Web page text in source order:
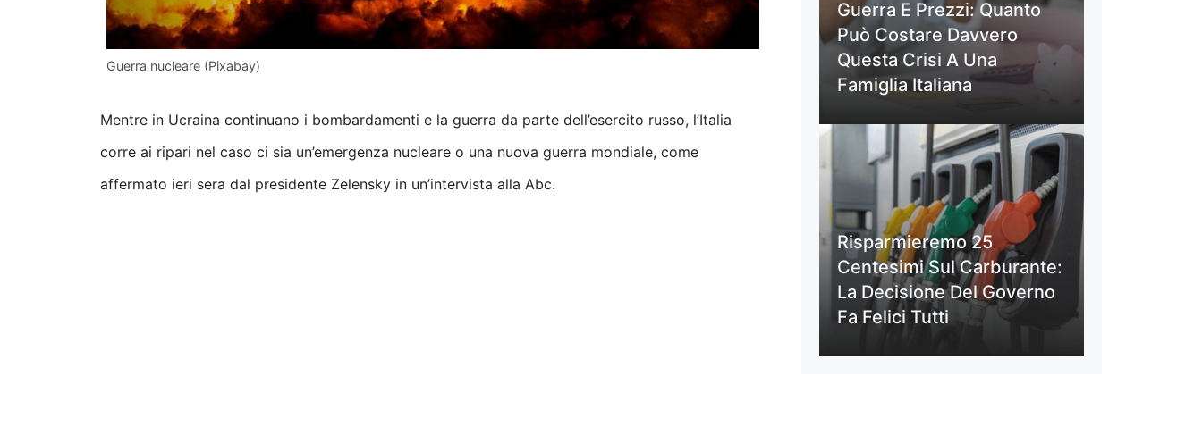
Guerra nucleare (Pixabay)
Mentre in Ucraina continuano i bombardamenti e la guerra da parte dell’esercito russo, l’Italia
corre ai ripari nel caso ci sia un’emergenza nucleare o una nuova guerra mondiale, come
affermato ieri sera dal presidente Zelensky in un’intervista alla Abc.
Guerra E Prezzi: Quanto
Può Costare Davvero
Questa Crisi A Una
Famiglia Italiana
Risparmieremo 25
Centesimi Sul Carburante:
La Decisione Del Governo
Fa Felici Tutti